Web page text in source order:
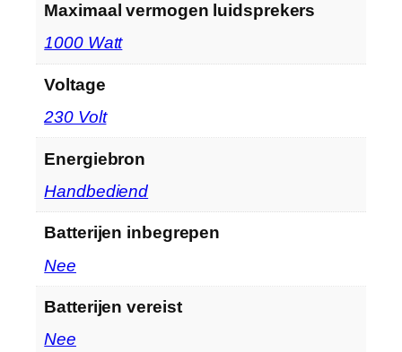
Maximaal vermogen luidsprekers
‎1000 Watt
Voltage
‎230 Volt
Energiebron
‎Handbediend
Batterijen inbegrepen
‎Nee
Batterijen vereist
‎Nee